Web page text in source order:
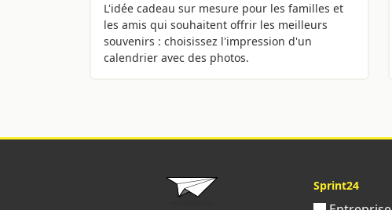
L'idée cadeau sur mesure pour les familles et
les amis qui souhaitent offrir les meilleurs
souvenirs : choisissez l'impression d'un
calendrier avec des photos.
Sprint24